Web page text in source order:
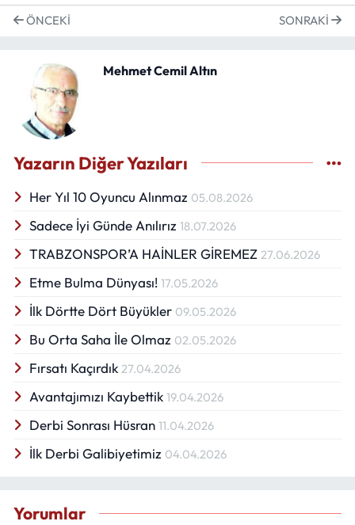
ÖNCEKI SONRAKI
Mehmet Cemil Altın
Yazarın Diğer Yazıları
Her Yıl 10 Oyuncu Alınmaz 05.08.2026
Sadece İyi Günde Anılırız 18.07.2026
TRABZONSPOR’A HAİNLER GİREMEZ 27.06.2026
Etme Bulma Dünyası! 17.05.2026
İlk Dörtte Dört Büyükler 09.05.2026
Bu Orta Saha İle Olmaz 02.05.2026
Fırsatı Kaçırdık 27.04.2026
Avantajımızı Kaybettik 19.04.2026
Derbi Sonrası Hüsran 11.04.2026
İlk Derbi Galibiyetimiz 04.04.2026
Yorumlar